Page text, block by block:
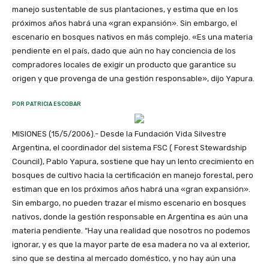
manejo sustentable de sus plantaciones, y estima que en los
próximos años habrá una «gran expansión». Sin embargo, el
escenario en bosques nativos en más complejo. «Es una materia
pendiente en el país, dado que aún no hay conciencia de los
compradores locales de exigir un producto que garantice su
origen y que provenga de una gestión responsable», dijo Yapura.
POR PATRICIA ESCOBAR
MISIONES (15/5/2006).- Desde la Fundación Vida Silvestre
Argentina, el coordinador del sistema FSC ( Forest Stewardship
Council), Pablo Yapura, sostiene que hay un lento crecimiento en
bosques de cultivo hacia la certificación en manejo forestal, pero
estiman que en los próximos años habrá una «gran expansión».
Sin embargo, no pueden trazar el mismo escenario en bosques
nativos, donde la gestión responsable en Argentina es aún una
materia pendiente. “Hay una realidad que nosotros no podemos
ignorar, y es que la mayor parte de esa madera no va al exterior,
sino que se destina al mercado doméstico, y no hay aún una